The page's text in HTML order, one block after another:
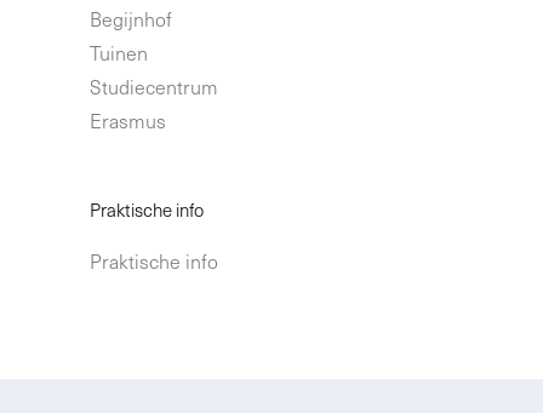
Begijnhof
Tuinen
Studiecentrum
Erasmus
Praktische info
Praktische info